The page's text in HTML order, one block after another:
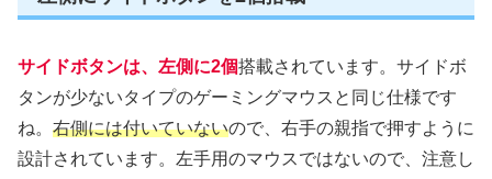
サイドボタンは、左側に2個搭載されています。サイドボ
タンが少ないタイプのゲーミングマウスと同じ仕様です
ね。 右側には付いていないので、右手の親指で押すように
設計されています。左手用のマウスではないので、注意し